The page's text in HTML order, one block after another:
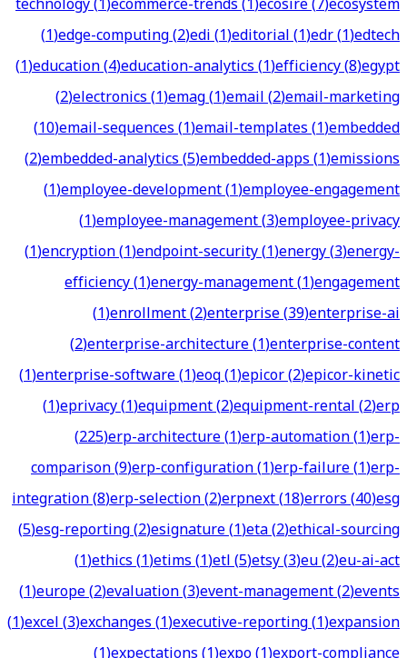
(1)edge-computing(2)edi(1)editorial(1)edr(1)edtech
(1)education(4)education-analytics(1)efficiency(8)egypt
(2)electronics(1)emag(1)email(2)email-marketing
(10)email-sequences(1)email-templates(1)embedded
(2)embedded-analytics(5)embedded-apps(1)emissions
(1)employee-development(1)employee-engagement
(1)employee-management(3)employee-privacy
(1)encryption(1)endpoint-security(1)energy(3)energy-
efficiency(1)energy-management(1)engagement
(1)enrollment(2)enterprise(39)enterprise-ai
(2)enterprise-architecture(1)enterprise-content
(1)enterprise-software(1)eoq(1)epicor(2)epicor-kinetic
(1)eprivacy(1)equipment(2)equipment-rental(2)erp
(225)erp-architecture(1)erp-automation(1)erp-
comparison(9)erp-configuration(1)erp-failure(1)erp-
integration(8)erp-selection(2)erpnext(18)errors(40)esg
(5)esg-reporting(2)esignature(1)eta(2)ethical-sourcing
(1)ethics(1)etims(1)etl(5)etsy(3)eu(2)eu-ai-act
(1)europe(2)evaluation(3)event-management(2)events
(1)excel(3)exchanges(1)executive-reporting(1)expansion